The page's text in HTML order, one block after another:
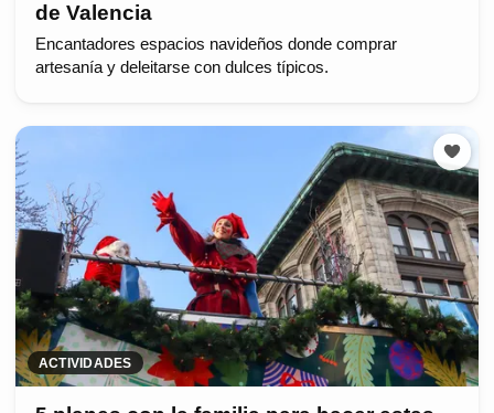
de Valencia
Encantadores espacios navideños donde comprar
artesanía y deleitarse con dulces típicos.
ACTIVIDADES